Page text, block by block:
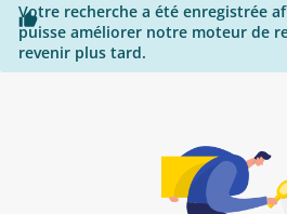

Votre recherche a été enregistrée
puisse améliorer notre moteur de
revenir plus tard.